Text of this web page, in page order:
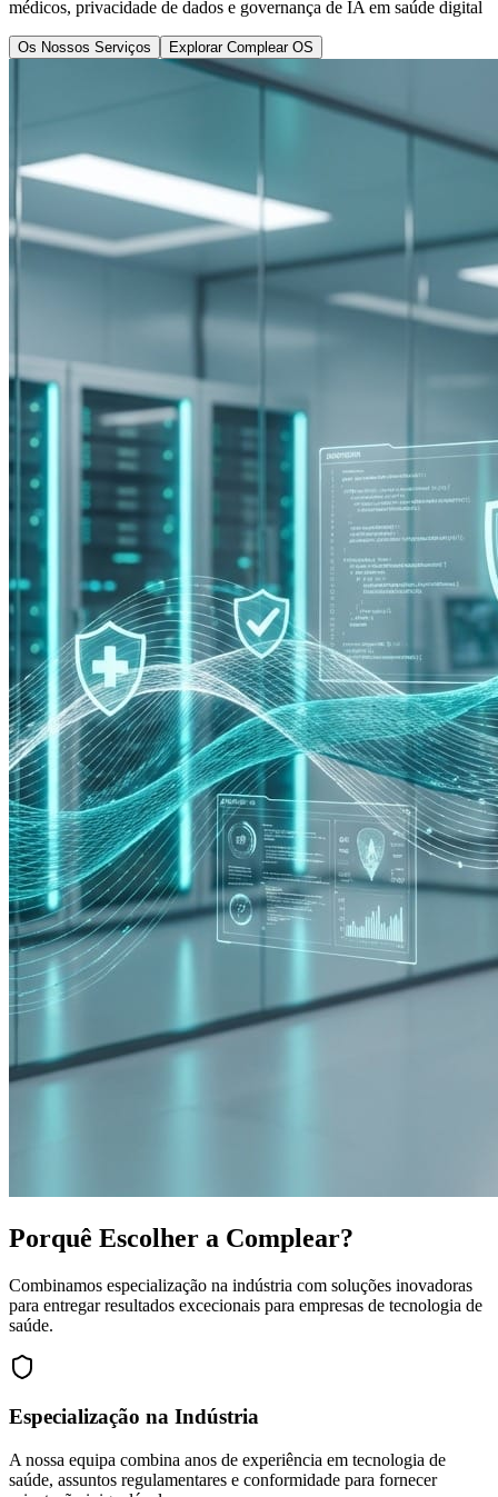
médicos, privacidade de dados e governança de IA em saúde digital
Os Nossos Serviços Explorar Complear OS
Porquê Escolher a Complear?
Combinamos especialização na indústria com soluções inovadoras
para entregar resultados excecionais para empresas de tecnologia de
saúde.
Especialização na Indústria
A nossa equipa combina anos de experiência em tecnologia de
saúde, assuntos regulamentares e conformidade para fornecer